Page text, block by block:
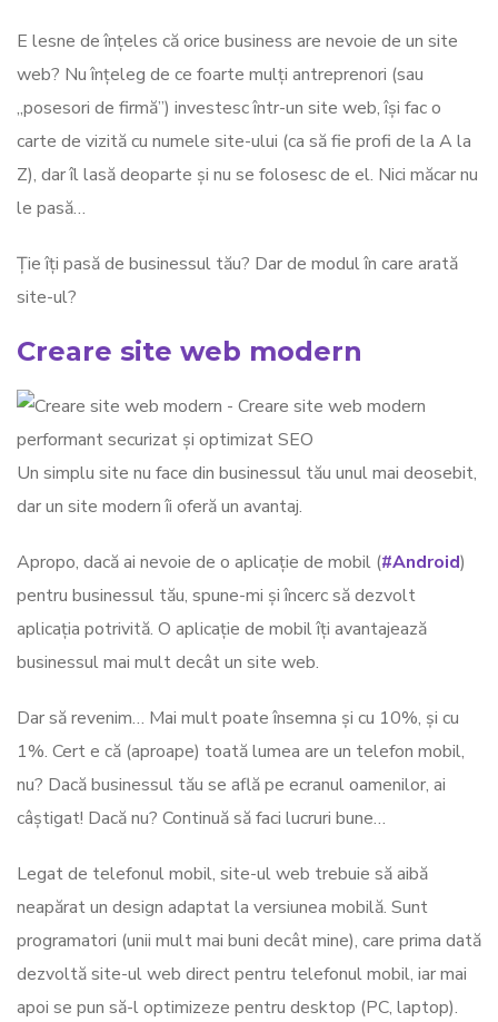
E lesne de înțeles că orice business are nevoie de un site
web? Nu înțeleg de ce foarte mulți antreprenori (sau
„posesori de firmă”) investesc într-un site web, își fac o
carte de vizită cu numele site-ului (ca să fie profi de la A la
Z), dar îl lasă deoparte și nu se folosesc de el. Nici măcar nu
le pasă…
Ție îți pasă de businessul tău? Dar de modul în care arată
site-ul?
Creare site web modern
Un simplu site nu face din businessul tău unul mai deosebit,
dar un site modern îi oferă un avantaj.
Apropo, dacă ai nevoie de o aplicație de mobil (#Android)
pentru businessul tău, spune-mi și încerc să dezvolt
aplicația potrivită. O aplicație de mobil îți avantajează
businessul mai mult decât un site web.
Dar să revenim… Mai mult poate însemna și cu 10%, și cu
1%. Cert e că (aproape) toată lumea are un telefon mobil,
nu? Dacă businessul tău se află pe ecranul oamenilor, ai
câștigat! Dacă nu? Continuă să faci lucruri bune…
Legat de telefonul mobil, site-ul web trebuie să aibă
neapărat un design adaptat la versiunea mobilă. Sunt
programatori (unii mult mai buni decât mine), care prima dată
dezvoltă site-ul web direct pentru telefonul mobil, iar mai
apoi se pun să-l optimizeze pentru desktop (PC, laptop).